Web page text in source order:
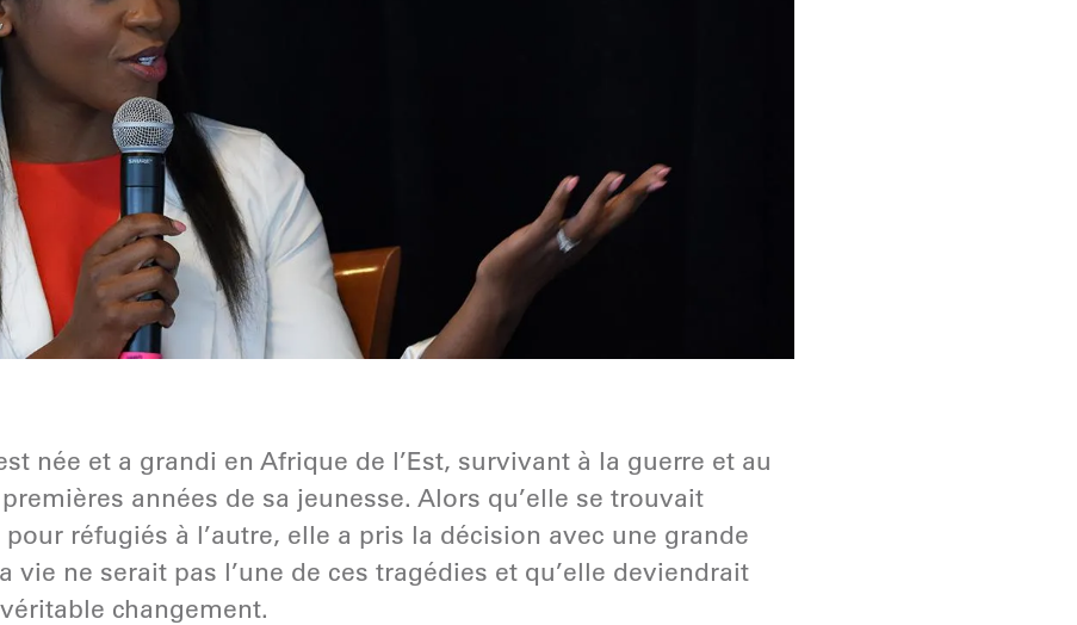
née et a grandi en Afrique de l’Est, survivant à la guerre et au
années de sa jeunesse. Alors qu’elle se trouvait
pour réfugiés à l’autre, elle a pris la décision avec une grande
vie ne serait pas l’une de ces tragédies et qu’elle deviendrait
changement.